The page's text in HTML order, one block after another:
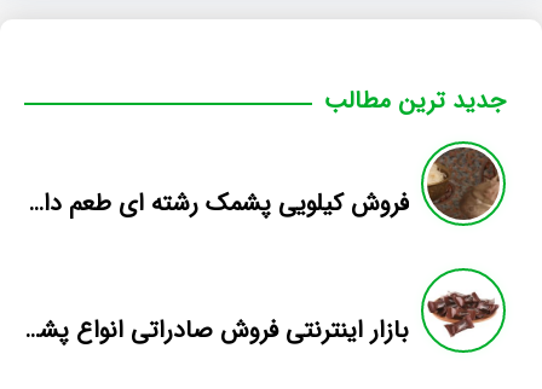
جدید ترین مطالب
فروش کیلویی پشمک رشته ای طعم دار میوه
بازار اینترنتی فروش صادراتی انواع پشمک الیافی/شکلاتی